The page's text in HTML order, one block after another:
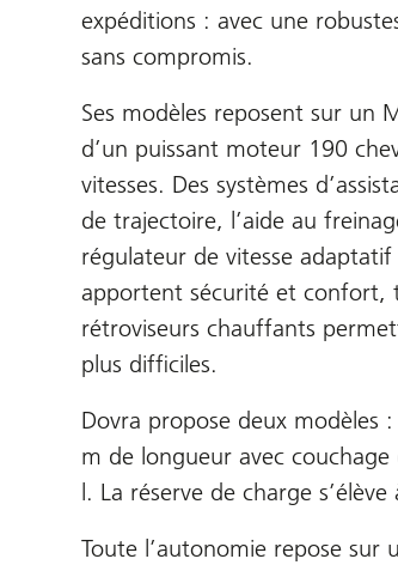
expéditions : avec une
sans compromis.
Ses modèles reposent sur un
d’un puissant moteur 190
vitesses. Des systèmes
de trajectoire, l’aide au
régulateur de vitesse
apportent sécurité et confort,
rétroviseurs chauffants
plus difficiles.
Dovra propose deux modèles
m de longueur avec
l. La réserve de charge
Toute l’autonomie repose